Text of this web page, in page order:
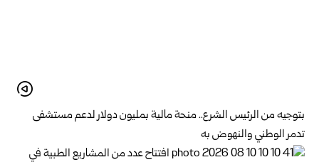
بتوجيه من الرئيس الشرع.. منحة مالية بمليون دولار لدعم ‌‏مستشفى
تدمر الوطني والنهوض به‏